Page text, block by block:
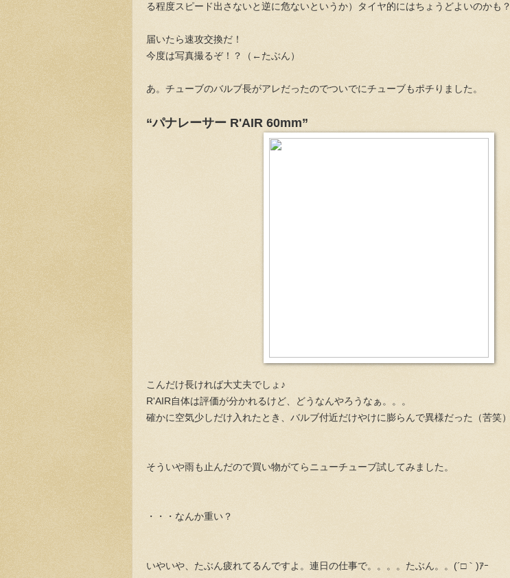
る程度スピード出さないと逆に危ないというか）タイヤ的にはちょうどよいのかも？
届いたら速攻交換だ！
今度は写真撮るぞ！？（←たぶん）
あ。チューブのバルブ長がアレだったのでついでにチューブもポチりました。
“パナレーサー R'AIR 60mm”
こんだけ長ければ大丈夫でしょ♪
R'AIR自体は評価が分かれるけど、どうなんやろうなぁ。。。
確かに空気少しだけ入れたとき、バルブ付近だけやけに膨らんで異様だった（苦笑）
そういや雨も止んだので買い物がてらニューチューブ試してみました。
・・・なんか重い？
いやいや、たぶん疲れてるんですよ。連日の仕事で。。。。たぶん。。(´□｀)ｱｰ